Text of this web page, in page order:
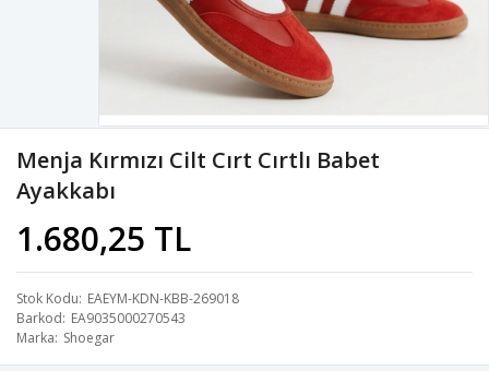
Menja Kırmızı Cilt Cırt Cırtlı Babet
Ayakkabı
1.680,25 TL
Stok Kodu EAEYM-KDN-KBB-269018
Barkod EA9035000270543
Marka Shoegar